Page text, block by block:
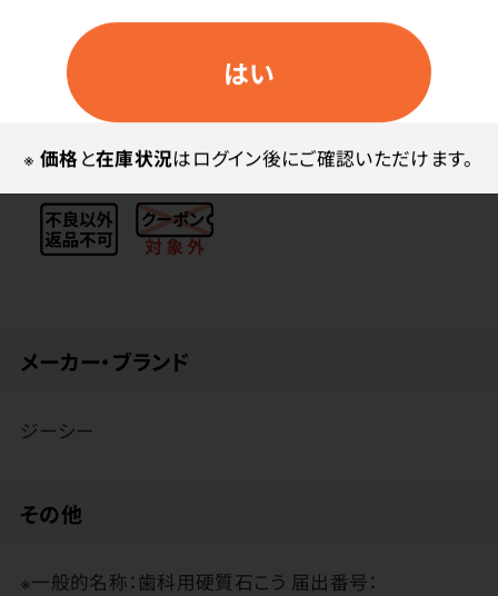
はい
※ 価格と在庫状況はログイン後にご確認いただけます。
に、石こう粉末の粒度の調整によって、水の馴染みを向
上しました。
低混水比にもかかわらず、ダマのないクリーミーな練和
沢な面性状を有する模型が作製できます。
メーカー・ブランド
ジーシー
その他
※一般的名称：歯科用硬質石こう 届出番号：